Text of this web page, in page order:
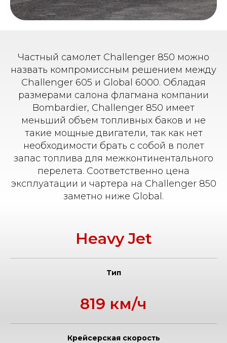
Частный самолет Challenger 850 можно
назвать компромиссным решением между
Challenger 605 и Global 6000. Обладая
размерами салона флагмана компании
Bombardier, Challenger 850 имеет
меньший объем топливных баков и не
такие мощные двигатели, так как нет
необходимости брать с собой в полет
запас топлива для межконтинентального
перелета. Соответственно цена
эксплуатации и чартера на Challenger 850
заметно ниже Global.
Heavy Jet
Тип
819 км/ч
Крейсерская скорость